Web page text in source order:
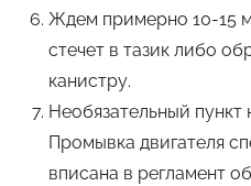
Ждем примерно 10-15
стечет в тазик либо
канистру.
Необязательный пункт
Промывка двигателя
вписана в регламент